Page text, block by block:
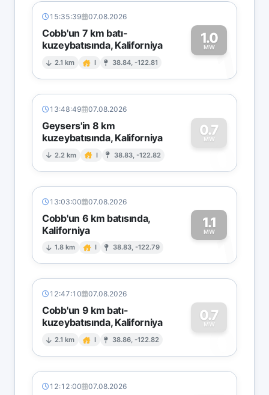
15:35:39 07.08.2026
Cobb'un 7 km batı-
kuzeybatısında, Kaliforniya
2.1 km I 38.84, -122.81
1.0
MW1
13:48:49 07.08.2026
Geysers'in 8 km
kuzeybatısında, Kaliforniya
2.2 km I 38.83, -122.82
0.7
MW
0
13:03:00 07.08.2026
Cobb'un 6 km batısında,
Kaliforniya
1.8 km I 38.83, -122.79
1.1
MW1
12:47:10 07.08.2026
Cobb'un 9 km batı-
kuzeybatısında, Kaliforniya
2.1 km I 38.86, -122.82
0.7
MW
0
12:12:00 07.08.2026